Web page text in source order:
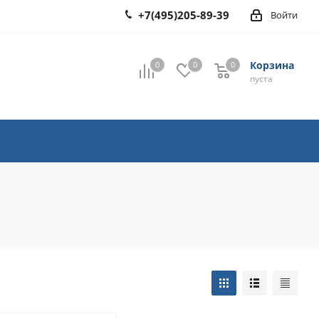
Войти
+7(495)205-89-39
0 0 Корзина
0
пуста
0